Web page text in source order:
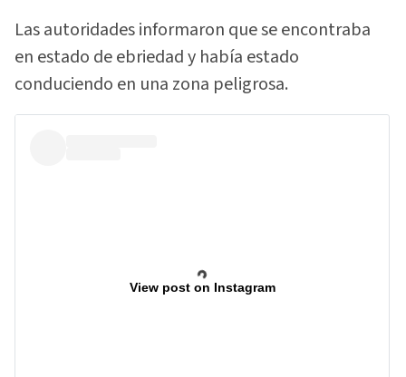
Las autoridades informaron que se encontraba
en estado de ebriedad y había estado
conduciendo en una zona peligrosa.
View post on Instagram